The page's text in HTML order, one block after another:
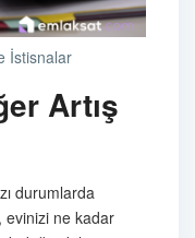
İstisnalar
Artış
durumlarda
evinizi ne kadar